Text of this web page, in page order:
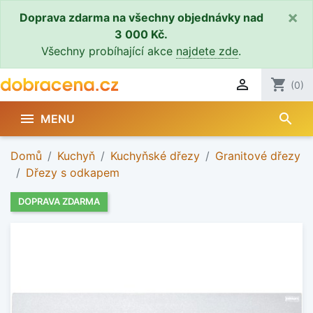
Doprava zdarma na všechny objednávky nad
3 000 Kč.
Všechny probíhající akce najdete zde.
×
 shopping_cart (0)
 MENU search
Domů Kuchyň Kuchyňské dřezy
Granitové dřezy
Dřezy s odkapem
DOPRAVA ZDARMA